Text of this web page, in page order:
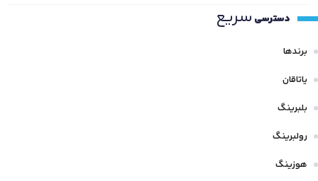
دسترسی سریع
برندها
یاتاقان
بلبرینگ
رولبرینگ
هوزینگ